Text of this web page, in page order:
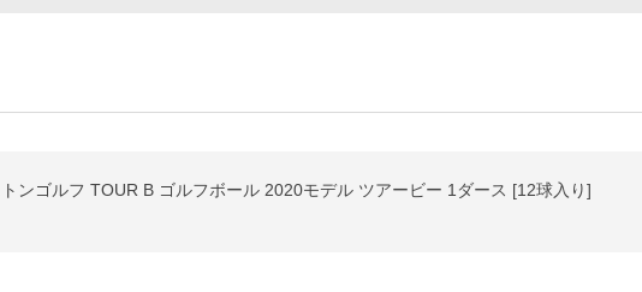
トンゴルフ TOUR B ゴルフボール 2020モデル ツアービー 1ダース [12球入り]